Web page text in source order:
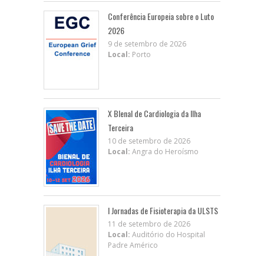
Conferência Europeia sobre o Luto
2026
9 de setembro de 2026
Local: Porto
X BIenal de Cardiologia da Ilha
Terceira
10 de setembro de 2026
Local: Angra do Heroísmo
I Jornadas de Fisioterapia da ULSTS
11 de setembro de 2026
Local: Auditório do Hospital
Padre Américo